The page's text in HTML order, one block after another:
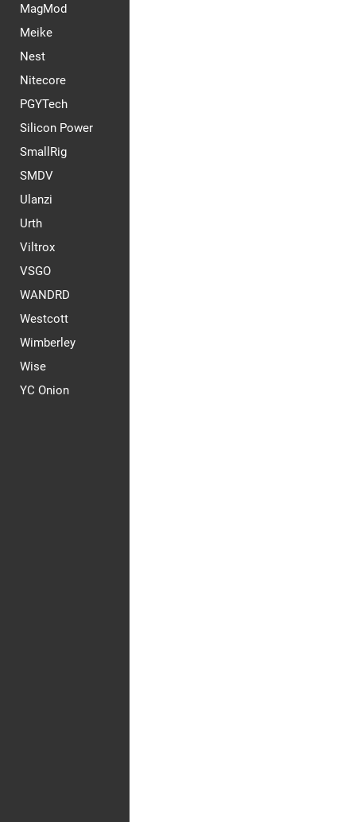
MagMod
Meike
Nest
Nitecore
PGYTech
Silicon Power
SmallRig
SMDV
Ulanzi
Urth
Viltrox
VSGO
WANDRD
Westcott
Wimberley
Wise
YC Onion